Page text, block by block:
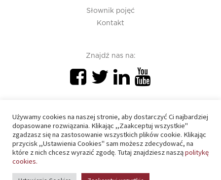
Słownik pojęć
Kontakt
Znajdź nas na:
PIU 2020 © All right reserved
Używamy cookies na naszej stronie, aby dostarczyć Ci najbardziej
dopasowane rozwiązania. Klikając ,,Zaakceptuj wszystkie"
zgadzasz się na zastosowanie wszystkich plików cookie. Klikając
przycisk ,,Ustawienia Cookies" sam możesz zdecydować, na
które z nich chcesz wyrazić zgodę. Tutaj znajdziesz nasząpolitykę
cookies.